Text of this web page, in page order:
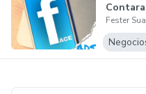
Fester